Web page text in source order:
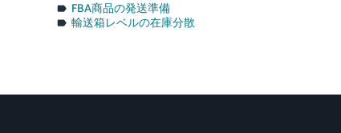
FBA商品の発送準備
輸送箱レベルの在庫分散